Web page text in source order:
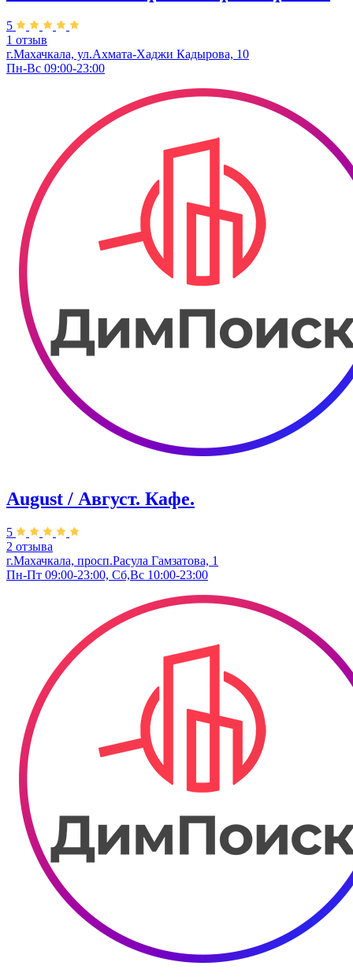
5
1 отзыв
г.Махачкала, ​ул.Ахмата-Хаджи Кадырова, 10
Пн-Вс 09:00-23:00
August / Август. Кафе.
5
2 отзыва
г.Махачкала, просп.Расула Гамзатова, 1
Пн-Пт 09:00-23:00, Сб,Вс 10:00-23:00